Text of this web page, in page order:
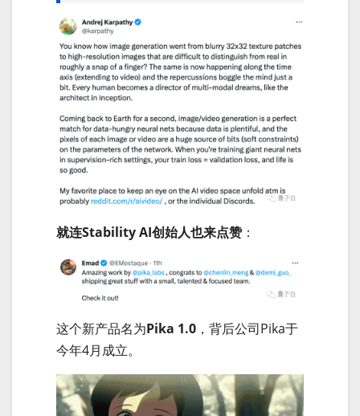
就连Stability AI创始人也来点赞 ：
这个新产品名为Pika 1.0 ，背后公司Pika于
今年4月成立。